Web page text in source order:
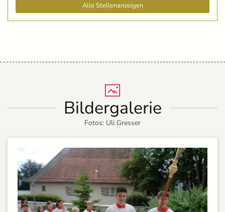
Alle Stellenanzeigen
Bildergalerie
Fotos: Uli Gresser